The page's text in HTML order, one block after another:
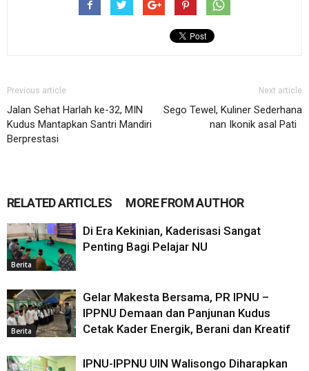
Previous article
Jalan Sehat Harlah ke-32, MIN
Kudus Mantapkan Santri Mandiri
Berprestasi
Next article
Sego Tewel, Kuliner Sederhana
nan Ikonik asal Pati
RELATED ARTICLES MORE FROM AUTHOR
Berita
Di Era Kekinian, Kaderisasi Sangat
Penting Bagi Pelajar NU
Berita
Gelar Makesta Bersama, PR IPNU –
IPPNU Demaan dan Panjunan Kudus
Cetak Kader Energik, Berani dan Kreatif
IPNU-IPPNU UIN Walisongo Diharapkan